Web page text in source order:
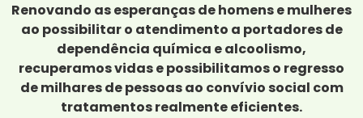
Renovando as esperanças de homens e mulheres
ao possibilitar o atendimento a portadores de
dependência química e alcoolismo,
recuperamos vidas e possibilitamos o regresso
de milhares de pessoas ao convívio social com
tratamentos realmente eficientes.